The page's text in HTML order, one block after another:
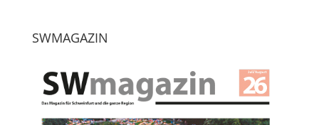
SWMAGAZIN